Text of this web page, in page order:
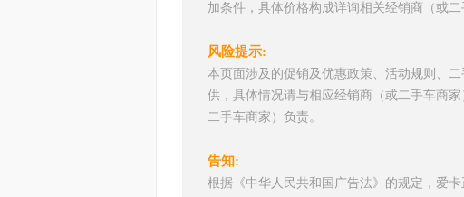
加条件，具体价格构成详询相关经销商（或二
风险提示:
本页面涉及的促销及优惠政策、活动规则、
供，具体情况请与相应经销商（或二手车商
二手车商家）负责。
告知:
根据《中华人民共和国广告法》的规定，爱